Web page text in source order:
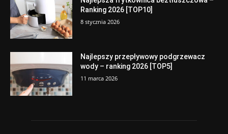
Ranking 2026 [TOP10]
8 stycznia 2026
Najlepszy przepływowy podgrzewacz
wody – ranking 2026 [TOP5]
11 marca 2026